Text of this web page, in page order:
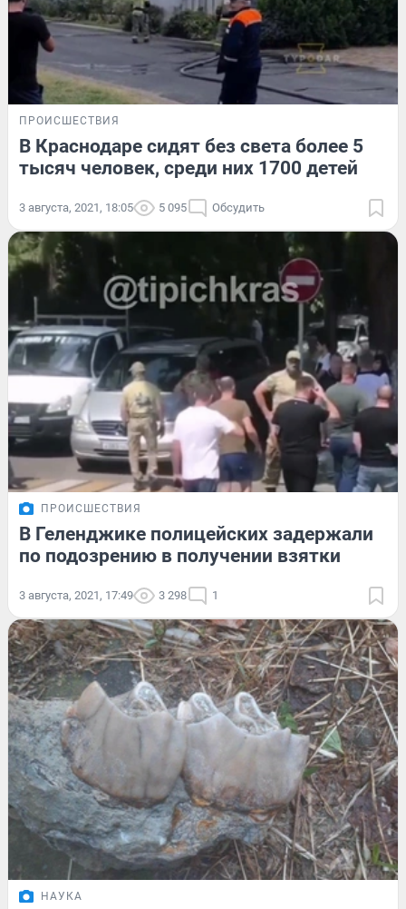
ПРОИСШЕСТВИЯ
В Краснодаре сидят без света более 5
тысяч человек, среди них 1700 детей
3 августа, 2021, 18:05 5 095 Обсудить
ПРОИСШЕСТВИЯ
В Геленджике полицейских задержали
по подозрению в получении взятки
3 августа, 2021, 17:49 3 298 1
НАУКА